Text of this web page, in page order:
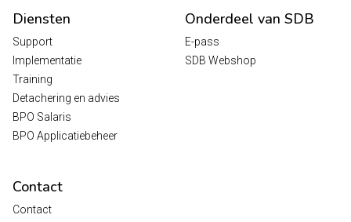
Diensten
Support
Implementatie
Training
Detachering en advies
BPO Salaris
BPO Applicatiebeheer
Onderdeel van SDB
E-pass
SDB Webshop
Contact
Contact